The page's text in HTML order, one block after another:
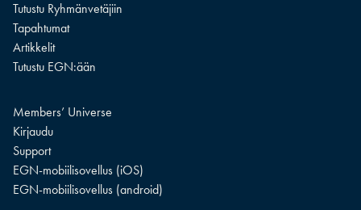
Tutustu Ryhmänvetäjiin
Tapahtumat
Artikkelit
Tutustu EGN:ään
Members’ Universe
Kirjaudu
Support
EGN-mobiilisovellus (iOS)
EGN-mobiilisovellus (android)